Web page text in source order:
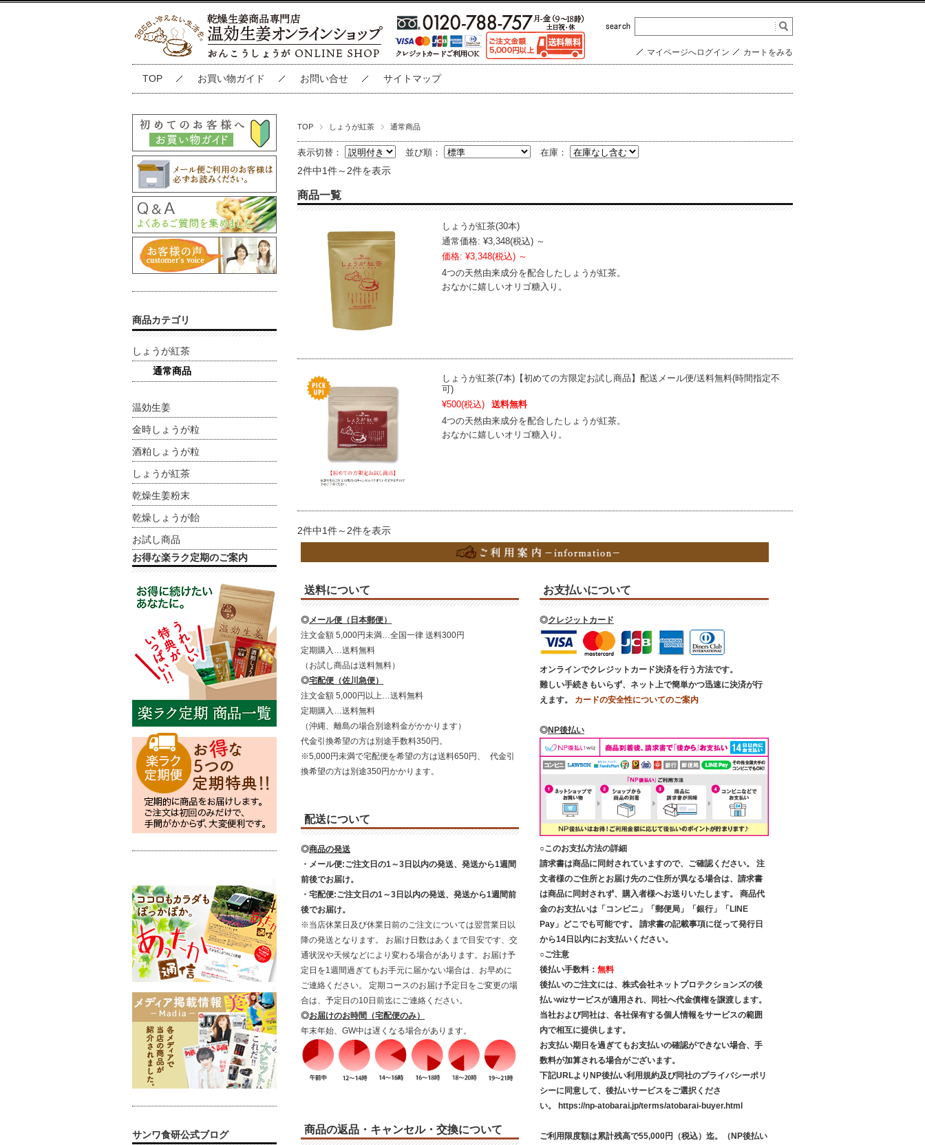
マイページへログイン カートをみる
TOP お買い物ガイド お問い合せ サイトマップ
TOP しょうが紅茶 通常商品
表示切替： 並び順： 在庫：
2件中1件～2件を表示
商品一覧
しょうが紅茶(30本)
通常価格: ¥3,348(税込) ～
価格: ¥3,348(税込) ～
4つの天然由来成分を配合したしょうが紅茶。
おなかに嬉しいオリゴ糖入り。
しょうが紅茶(7本)【初めての方限定お試し商品】配送メール便/送料無料(時間指定不
可)
¥500(税込)
送料無料
4つの天然由来成分を配合したしょうが紅茶。
おなかに嬉しいオリゴ糖入り。
2件中1件～2件を表示
送料について
◎メール便（日本郵便）
注文金額 5,000円未満…全国一律 送料300円
定期購入…送料無料
（お試し商品は送料無料）
◎宅配便（佐川急便）
注文金額 5,000円以上…送料無料
定期購入…送料無料
（沖縄、離島の場合別途料金がかかります）
代金引換希望の方は別途手数料350円。
※5,000円未満で宅配便を希望の方は送料650円、 代金引
換希望の方は別途350円かかります。
配送について
◎商品の発送
・メール便:ご注文日の1～3日以内の発送、発送から1週間
前後でお届け。
・宅配便:ご注文日の1～3日以内の発送、発送から1週間前
後でお届け。
※当店休業日及び休業日前のご注文については翌営業日以
降の発送となります。 お届け日数はあくまで目安です、交
通状況や天候などにより変わる場合があります。お届け予
定日を1週間過ぎてもお手元に届かない場合は、お早めに
ご連絡ください。 定期コースのお届け予定日をご変更の場
合は、予定日の10日前迄にご連絡ください。
◎お届けのお時間（宅配便のみ）
年末年始、GW中は遅くなる場合があります。
商品の返品・キャンセル・交換について
お支払いについて
◎クレジットカード
オンラインでクレジットカード決済を行う方法です。
難しい手続きもいらず、ネット上で簡単かつ迅速に決済が行
えます。 カードの安全性についてのご案内
◎NP後払い
○このお支払方法の詳細
請求書は商品に同封されていますので、ご確認ください。 注
文者様のご住所とお届け先のご住所が異なる場合は、請求書
は商品に同封されず、購入者様へお送りいたします。 商品代
金のお支払いは「コンビニ」「郵便局」「銀行」「LINE
Pay」どこでも可能です。 請求書の記載事項に従って発行日
から14日以内にお支払いください。
○ご注意
後払い手数料： 無料
後払いのご注文には、株式会社ネットプロテクションズの後
払いwizサービスが適用され、同社へ代金債権を譲渡します。
当社および同社は、各社保有する個人情報をサービスの範囲
内で相互に提供します。
お支払い期日を過ぎてもお支払いの確認ができない場合、手
数料が加算される場合がございます。
下記URLよりNP後払い利用規約及び同社のプライバシーポリ
シーに同意して、後払いサービスをご選択くださ
い。 https://np-atobarai.jp/terms/atobarai-buyer.html
ご利用限度額は累計残高で55,000円（税込）迄。（NP後払い
商品カテゴリ
しょうが紅茶
通常商品
温効生姜
金時しょうが粒
酒粕しょうが粒
しょうが紅茶
乾燥生姜粉末
乾燥しょうが飴
お試し商品
お得な楽ラク定期のご案内
サンワ食研公式ブログ